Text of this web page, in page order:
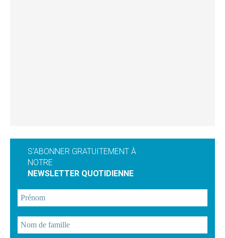
S'ABONNER GRATUITEMENT À
NOTRE
NEWSLETTER QUOTIDIENNE